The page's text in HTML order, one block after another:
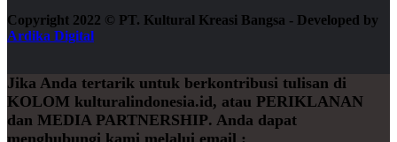
Copyright 2022 © PT. Kultural Kreasi Bangsa - Developed by
Ardika Digital
Jika Anda tertarik untuk berkontribusi tulisan di
KOLOM kulturalindonesia.id, atau PERIKLANAN
dan MEDIA PARTNERSHIP. Anda dapat
menghubungi kami melalui email :